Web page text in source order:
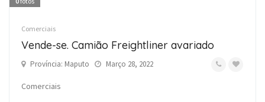
Comerciais
Vende-se. Camião Freightliner avariado
Província: Maputo Março 28, 2022
Comerciais